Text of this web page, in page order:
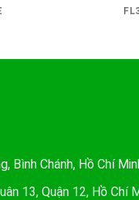
Bình Chánh, Hồ Chí
13, Quận 12, Hồ Chí